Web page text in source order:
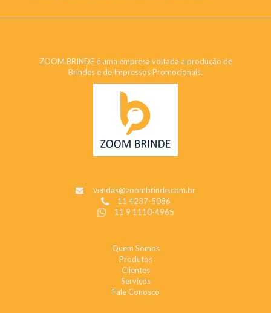
ZOOM BRINDE é uma empresa voltada a produção de
Brindes e de Impressos Promocionais.
vendas@zoombrinde.com.br
11 4237-5086
11 9 1110-4965
Quem Somos
Produtos
Clientes
Serviços
Fale Conosco